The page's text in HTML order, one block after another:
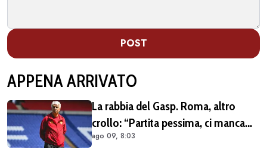
POST
APPENA ARRIVATO
La rabbia del Gasp. Roma, altro
crollo: “Partita pessima, ci manca
qualcosa”
ago 09, 8:03